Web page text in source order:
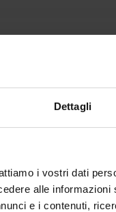
Dettagli
i vostri dati
alle
e i contenuti,